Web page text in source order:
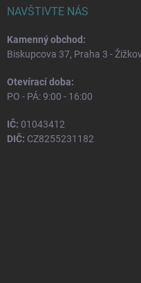
NAVŠTIVTE NÁS
Kamenný obchod:
Biskupcova 37, Praha 3 -
Otevírací doba:
PO - PÁ: 9:00 - 16:00
IČ: 01043412
DIČ: CZ8255231182